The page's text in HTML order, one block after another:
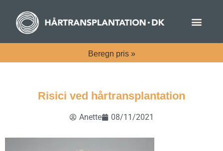
Beregn pris »
Risici ved hårtransplantation
Anette 08/11/2021